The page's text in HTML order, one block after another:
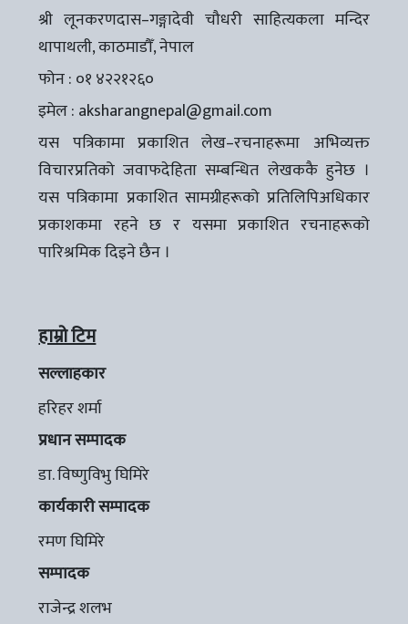
श्री लूनकरणदास–गङ्गादेवी चौधरी साहित्यकला मन्दिर
थापाथली, काठमाडौँ, नेपाल
फोन : ०१ ४२२१२६०
इमेल : aksharangnepal@gmail.com
यस पत्रिकामा प्रकाशित लेख–रचनाहरूमा अभिव्यक्त
विचारप्रतिको जवाफदेहिता सम्बन्धित लेखककै हुनेछ ।
यस पत्रिकामा प्रकाशित सामग्रीहरूको प्रतिलिपिअधिकार
प्रकाशकमा रहने छ र यसमा प्रकाशित रचनाहरूको
पारिश्रमिक दिइने छैन ।
हाम्रो टिम
सल्लाहकार
हरिहर शर्मा
प्रधान सम्पादक
डा. विष्णुविभु घिमिरे
कार्यकारी सम्पादक
रमण घिमिरे
सम्पादक
राजेन्द्र शलभ